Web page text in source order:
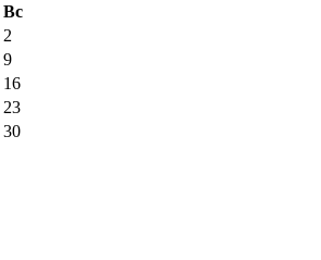
Вс
2
9
16
23
30